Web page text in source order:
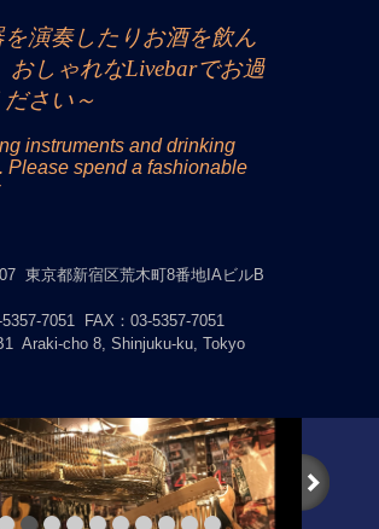
を演奏したりお酒を飲ん
おしゃれなLivebarでお過
ださい～
instruments and drinking
Please spend a fashionable
東京都新宿区荒木町8番地IAビルB
7051
FAX：03-5357-7051
Araki-cho 8, Shinjuku-ku, Tokyo